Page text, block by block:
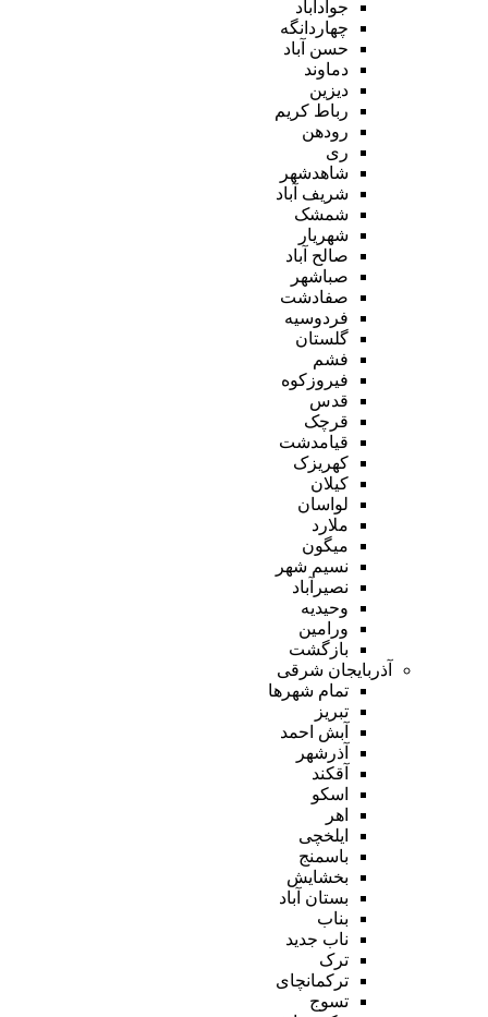
جوادآباد
چهاردانگه
حسن آباد
دماوند
دیزین
رباط کریم
رودهن
ری
شاهدشهر
شریف آباد
شمشک
شهریار
صالح آباد
صباشهر
صفادشت
فردوسیه
گلستان
فشم
فیروزکوه
قدس
قرچک
قیامدشت
کهریزک
کیلان
لواسان
ملارد
میگون
نسیم شهر
نصیرآباد
وحیدیه
ورامین
بازگشت
آذربایجان شرقی
تمام شهر‌ها
تبریز
آبش احمد
آذرشهر
آقکند
اسکو
اهر
ایلخچی
باسمنج
بخشایش
بستان آباد
بناب
ناب جدید
ترک
ترکمانچای
تسوج